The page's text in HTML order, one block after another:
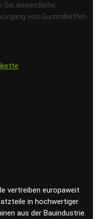
Sie wesentliche
von Gummiketten
vertreiben europaweit
in hochwertiger
aus der Bauindustrie.